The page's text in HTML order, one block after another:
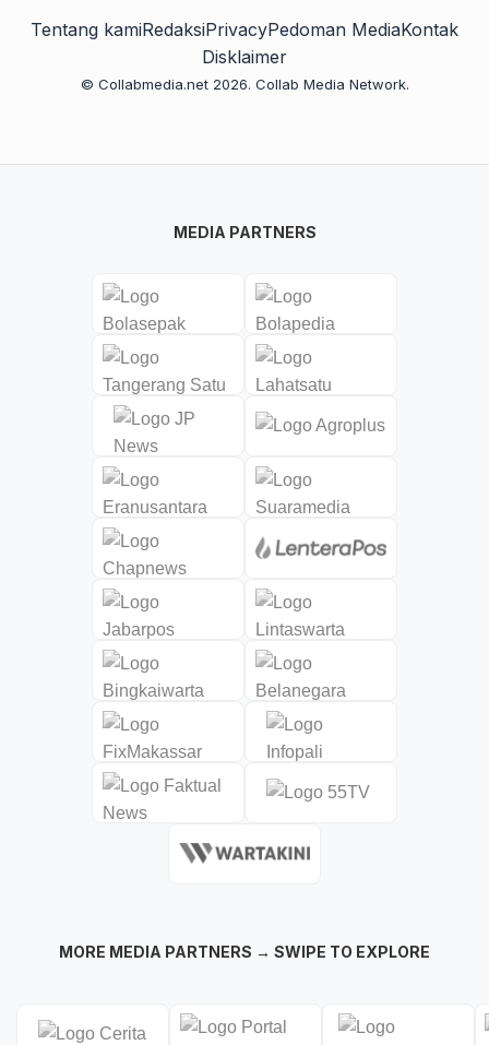
Tentang kamiRedaksiPrivacyPedoman MediaKontak
Disklaimer
© Collabmedia.net 2026. Collab Media Network.
MEDIA PARTNERS
MORE MEDIA PARTNERS → SWIPE TO EXPLORE